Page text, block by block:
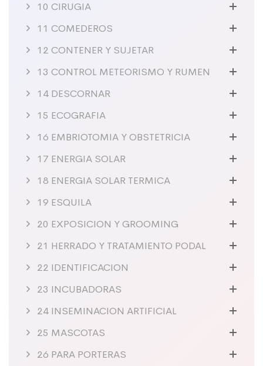
10 CIRUGIA
11 COMEDEROS
12 CONTENER Y SUJETAR
13 CONTROL METEORISMO Y RUMEN
14 DESCORNAR
15 ECOGRAFIA
16 EMBRIOTOMIA Y OBSTETRICIA
17 ENERGIA SOLAR
18 ENERGIA SOLAR TERMICA
19 ESQUILA
20 EXPOSICION Y GROOMING
21 HERRADO Y TRATAMIENTO PODAL
22 IDENTIFICACION
23 INCUBADORAS
24 INSEMINACION ARTIFICIAL
25 MASCOTAS
26 PARA PORTERAS